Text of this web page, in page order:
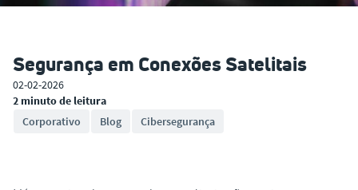
Segurança em Conexões Satelitais
02-02-2026
2 minuto de leitura
Corporativo
Blog Cibersegurança